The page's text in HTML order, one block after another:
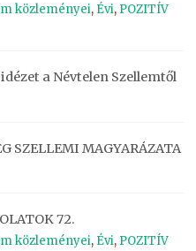
közleményei, Évi, POZITÍV
a Névtelen Szellemtől
SZELLEMI MAGYARÁZATA
72.
közleményei, Évi, POZITÍV